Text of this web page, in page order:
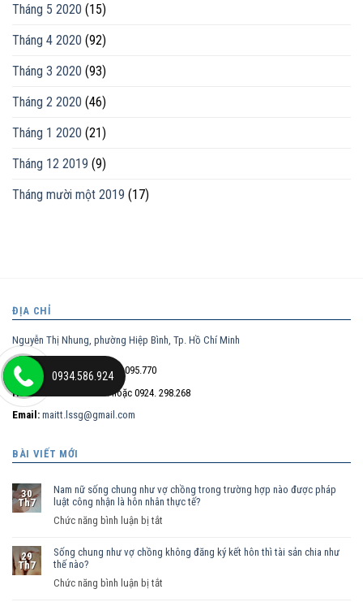
Tháng 5 2020 (15)
Tháng 4 2020 (92)
Tháng 3 2020 (93)
Tháng 2 2020 (46)
Tháng 1 2020 (21)
Tháng 12 2019 (9)
Tháng mười một 2019 (17)
ĐỊA CHỈ
Nguyễn Thị Nhung, phường Hiệp Bình, Tp. Hồ Chí Minh
Điện thoại trực tiếp:0932.095.770
Hotline:
hoặc 0924. 298.268
Email: maitt.lssg@gmail.com
BÀI VIẾT MỚI
30
Th7
Nam nữ sống chung như vợ chồng trong trường hợp nào được pháp
luật công nhận là hôn nhân thực tế?
Chức năng bình luận bị tắt
nữ
29
Th7
Sống chung như vợ chồng không đăng ký kết hôn thì tài sản chia như
thế nào?
Chức năng bình luận bị tắt
0934.586.924